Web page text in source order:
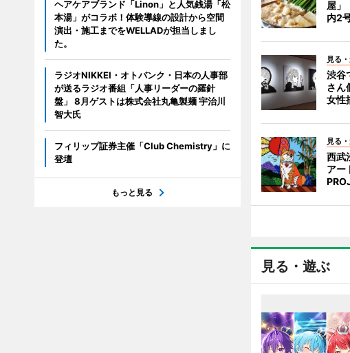
屋」
内2
見る
渋谷
さん
女性
見る
西武
ア
見る・遊ぶ
ヘアケアブランド「Linon」と人気銭湯「松
本湯」がコラボ！体験導線の設計から空間
演出・施工までをWELLADが担当しまし
た。
ラジオNIKKEI・オトバンク・日本の人事部
が送るラジオ番組「人事リーダーの羅針
盤」 8月ゲストは株式会社丸亀製麺 宇治川
智大氏
フィリップ証券主催「Club Chemistry」に
登壇
もっと見る